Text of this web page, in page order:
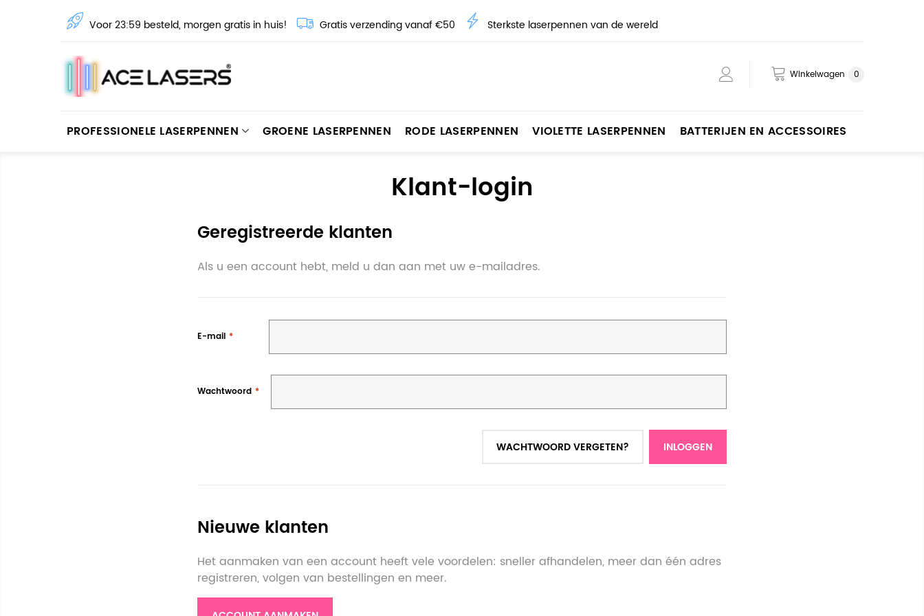
Voor 23:59 besteld, morgen gratis in huis! Gratis verzending vanaf €50 Sterkste laserpennen van de wereld
Winkelwagen 0
PROFESSIONELE LASERPENNEN GROENE LASERPENNEN RODE LASERPENNEN VIOLETTE LASERPENNEN BATTERIJEN EN ACCESSOIRES
Klant-login
Geregistreerde klanten
Als u een account hebt, meld u dan aan met uw e-mailadres.
E-mail
Wachtwoord
INLOGGEN
WACHTWOORD VERGETEN?
Nieuwe klanten
Het aanmaken van een account heeft vele voordelen: sneller afhandelen, meer dan één adres
registreren, volgen van bestellingen en meer.